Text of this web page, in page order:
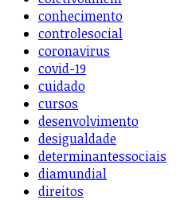
conhecimento
controlesocial
coronavirus
covid-19
cuidado
cursos
desenvolvimento
desigualdade
determinantessociais
diamundial
direitos